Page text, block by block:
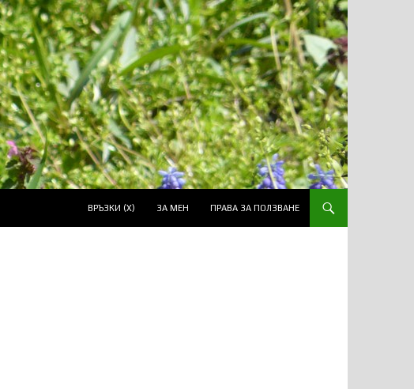
ВРЪЗКИ (Х) ЗА МЕН ПРАВА ЗА ПОЛЗВАНЕ